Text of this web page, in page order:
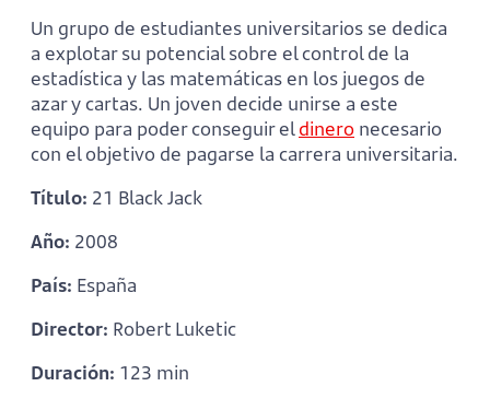
Un grupo de estudiantes universitarios se dedica
a explotar su potencial sobre el control de la
estadística y las matemáticas en los juegos de
azar y cartas. Un joven decide unirse a este
equipo para poder conseguir eldinero necesario
con el objetivo de pagarse la carrera universitaria.
Título: 21 Black Jack
Año: 2008
País: España
Director: Robert Luketic
Duración: 123 min